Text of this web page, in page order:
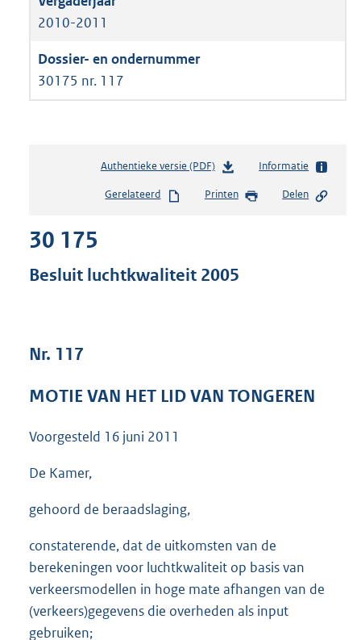
2010-2011
30175 nr. 117
Authentieke versie (PDF)b
s
d
s
e
Informatie
Gerelateerd Printen Delen
30 175
Besluit luchtkwaliteit 2005
Nr. 117
MOTIE VAN HET LID VAN TONGEREN
Voorgesteld 16 juni 2011
De Kamer,
gehoord de beraadslaging,
constaterende, dat de uitkomsten van de
berekeningen voor luchtkwaliteit op basis van
verkeersmodellen in hoge mate afhangen van de
(verkeers)gegevens die overheden als input
gebruiken;